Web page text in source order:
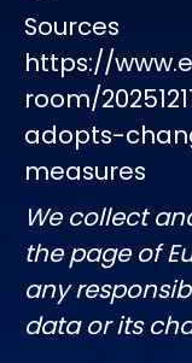
Sources
https://
room/
adopts-
measures
We collect
the page of
any
data or its